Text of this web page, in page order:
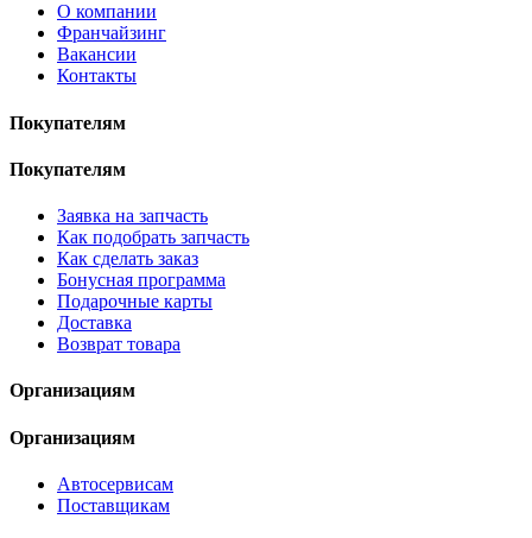
О компании
Франчайзинг
Вакансии
Контакты
Покупателям
Покупателям
Заявка на запчасть
Как подобрать запчасть
Как сделать заказ
Бонусная программа
Подарочные карты
Доставка
Возврат товара
Организациям
Организациям
Автосервисам
Поставщикам